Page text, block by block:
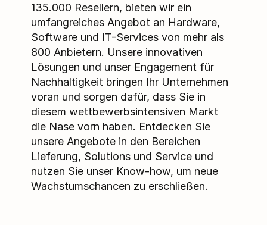
135.000 Resellern, bieten wir ein
umfangreiches Angebot an Hardware,
Software und IT-Services von mehr als
800 Anbietern. Unsere innovativen
Lösungen und unser Engagement für
Nachhaltigkeit bringen Ihr Unternehmen
voran und sorgen dafür, dass Sie in
diesem wettbewerbsintensiven Markt
die Nase vorn haben. Entdecken Sie
unsere Angebote in den Bereichen
Lieferung, Solutions und Service und
nutzen Sie unser Know-how, um neue
Wachstumschancen zu erschließen.